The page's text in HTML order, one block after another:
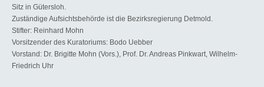
Sitz in Gütersloh.
Zuständige Aufsichtsbehörde ist die Bezirksregierung Detmold.
Stifter: Reinhard Mohn
Vorsitzender des Kuratoriums: Bodo Uebber
Vorstand: Dr. Brigitte Mohn (Vors.), Prof. Dr. Andreas Pinkwart, Wilhelm-
Friedrich Uhr